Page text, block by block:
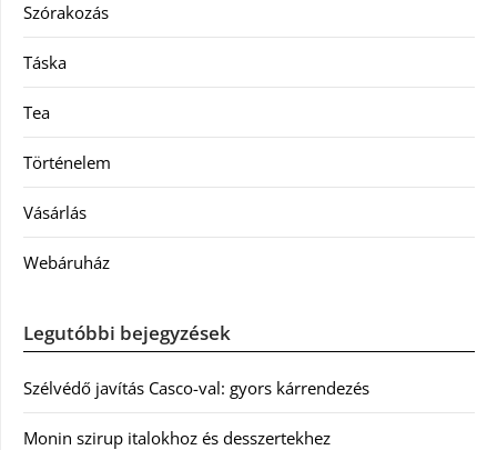
Szórakozás
Táska
Tea
Történelem
Vásárlás
Webáruház
Legutóbbi bejegyzések
Szélvédő javítás Casco-val: gyors kárrendezés
Monin szirup italokhoz és desszertekhez